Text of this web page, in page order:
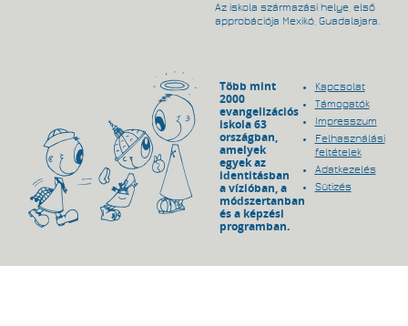
Az iskola származási helye, első
approbációja Mexikó, Guadalajara.
Több mint
2000
evangelizációs
iskola 63
országban,
amelyek
egyek az
identitásban
a vízióban, a
módszertanban
és a képzési
programban.
Kapcsolat
Támogatók
Impresszum
Felhasználási
feltételek
Adatkezelés
Sütizés